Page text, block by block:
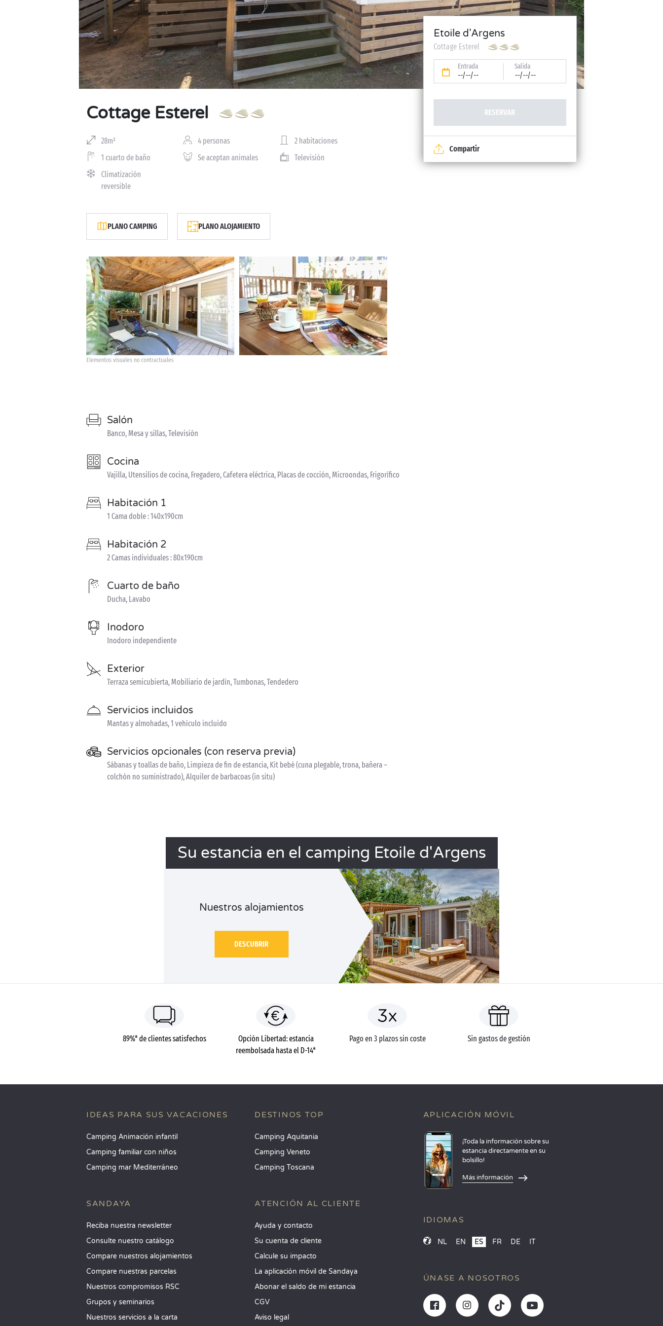
Cottage Esterel
28m² 4 personas
2 habitaciones
1 cuarto de baño
Se aceptan animales
Televisión
Climatización
reversible
PLANO CAMPING PLANO ALOJAMIENTO
Elementos visuales no contractuales
Salón
Banco, Mesa y sillas, Televisión
Cocina
Vajilla, Utensilios de cocina, Fregadero, Cafetera eléctrica, Placas de cocción, Microondas, Frigorífico
Habitación 1
1 Cama doble : 140x190cm
Habitación 2
2 Camas individuales : 80x190cm
Cuarto de baño
Ducha, Lavabo
Inodoro
Inodoro independiente
Exterior
Terraza semicubierta, Mobiliario de jardín, Tumbonas, Tendedero
Servicios incluidos
Mantas y almohadas, 1 vehículo incluido
Servicios opcionales (con reserva previa)
Sábanas y toallas de baño, Limpieza de fin de estancia, Kit bebé (cuna plegable, trona, bañera –
colchón no suministrado), Alquiler de barbacoas (in situ)
Etoile d'Argens
Cottage Esterel
Entrada
--/--/--
Salida
--/--/--
RESERVAR
Compartir
Su estancia en el camping Etoile d'Argens
Nuestros alojamientos
DESCUBRIR
89%* de clientes satisfechos
Opción Libertad: estancia
reembolsada hasta el D-14*
Pago en 3 plazos sin coste Sin gastos de gestión
IDEAS PARA SUS VACACIONES
Camping Animación infantil
Camping familiar con niños
Camping mar Mediterráneo
SANDAYA
Reciba nuestra newsletter
Consulte nuestro catálogo
Compare nuestros alojamientos
Compare nuestras parcelas
Nuestros compromisos RSC
Grupos y seminarios
Nuestros servicios a la carta
DESTINOS TOP
Camping Aquitania
Camping Veneto
Camping Toscana
ATENCIÓN AL CLIENTE
Ayuda y contacto
Su cuenta de cliente
Calcule su impacto
La aplicación móvil de Sandaya
Abonar el saldo de mi estancia
CGV
Aviso legal
APLICACIÓN MÓVIL
¡Toda la información sobre su
estancia directamente en su
bolsillo!
Más información
IDIOMAS
NL EN ES FR DE IT
ÚNASE A NOSOTROS